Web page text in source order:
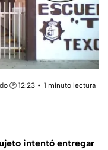
🕑 12:23
1 minuto lectura
intentó entregar